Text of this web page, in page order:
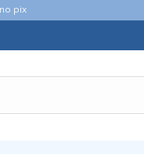
juros